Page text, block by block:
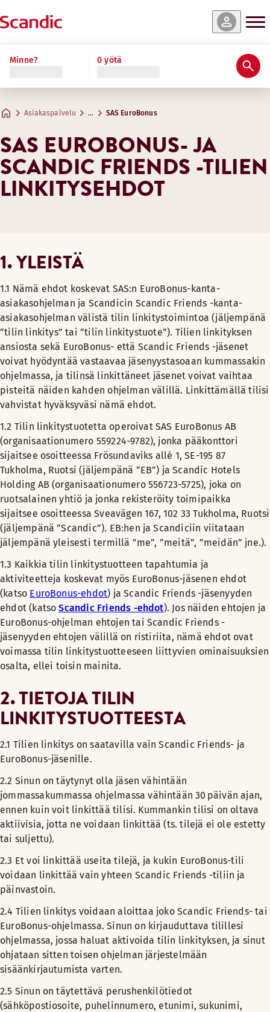
Minne? 0 yötä
Asiakaspalvelu … SAS EuroBonus
SAS EUROBONUS- JA
SCANDIC FRIENDS -TILIEN
LINKITYSEHDOT
1. YLEISTÄ
1.1 Nämä ehdot koskevat SAS:n EuroBonus-kanta-
asiakasohjelman ja Scandicin Scandic Friends -kanta-
asiakasohjelman välistä tilin linkitystoimintoa (jäljempänä
”tilin linkitys” tai ”tilin linkitystuote”). Tilien linkityksen
ansiosta sekä EuroBonus- että Scandic Friends -jäsenet
voivat hyödyntää vastaavaa jäsenyystasoaan kummassakin
ohjelmassa, ja tilinsä linkittäneet jäsenet voivat vaihtaa
pisteitä näiden kahden ohjelman välillä. Linkittämällä tilisi
vahvistat hyväksyväsi nämä ehdot.
1.2 Tilin linkitystuotetta operoivat SAS EuroBonus AB
(organisaationumero 559224-9782), jonka pääkonttori
sijaitsee osoitteessa Frösundaviks allé 1, SE-195 87
Tukholma, Ruotsi (jäljempänä ”EB”) ja Scandic Hotels
Holding AB (organisaationumero 556723-5725), joka on
ruotsalainen yhtiö ja jonka rekisteröity toimipaikka
sijaitsee osoitteessa Sveavägen 167, 102 33 Tukholma, Ruotsi
(jäljempänä ”Scandic”). EB:hen ja Scandiciin viitataan
jäljempänä yleisesti termillä ”me”, ”meitä”, ”meidän” jne.).
1.3 Kaikkia tilin linkitystuotteen tapahtumia ja
aktiviteetteja koskevat myös EuroBonus-jäsenen ehdot
(katso EuroBonus-ehdot) ja Scandic Friends -jäsenyyden
ehdot (katsoScandic Friends -ehdot). Jos näiden ehtojen ja
EuroBonus-ohjelman ehtojen tai Scandic Friends -
jäsenyyden ehtojen välillä on ristiriita, nämä ehdot ovat
voimassa tilin linkitystuotteeseen liittyvien ominaisuuksien
osalta, ellei toisin mainita.
2. TIETOJA TILIN
LINKITYSTUOTTEESTA
2.1 Tilien linkitys on saatavilla vain Scandic Friends- ja
EuroBonus-jäsenille.
2.2 Sinun on täytynyt olla jäsen vähintään
jommassakummassa ohjelmassa vähintään 30 päivän ajan,
ennen kuin voit linkittää tilisi. Kummankin tilisi on oltava
aktiivisia, jotta ne voidaan linkittää (ts. tilejä ei ole estetty
tai suljettu).
2.3 Et voi linkittää useita tilejä, ja kukin EuroBonus-tili
voidaan linkittää vain yhteen Scandic Friends -tiliin ja
päinvastoin.
2.4 Tilien linkitys voidaan aloittaa joko Scandic Friends- tai
EuroBonus-ohjelmassa. Sinun on kirjauduttava tilillesi
ohjelmassa, jossa haluat aktivoida tilin linkityksen, ja sinut
ohjataan sitten toisen ohjelman järjestelmään
sisäänkirjautumista varten.
2.5 Sinun on täytettävä perushenkilötiedot
(sähköpostiosoite, puhelinnumero, etunimi, sukunimi,